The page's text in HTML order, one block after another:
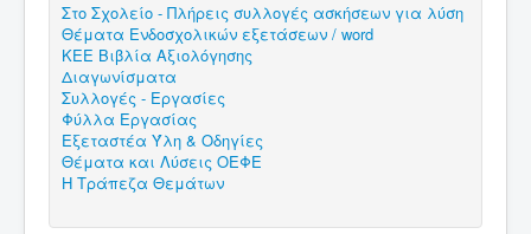
Στο Σχολείο - Πλήρεις συλλογές ασκήσεων για λύση
Θέματα Ενδοσχολικών εξετάσεων / word
ΚΕΕ Βιβλία Αξιολόγησης
Διαγωνίσματα
Συλλογές - Εργασίες
Φύλλα Εργασίας
Εξεταστέα Ύλη & Οδηγίες
Θέματα και Λύσεις ΟΕΦΕ
Η Τράπεζα Θεμάτων